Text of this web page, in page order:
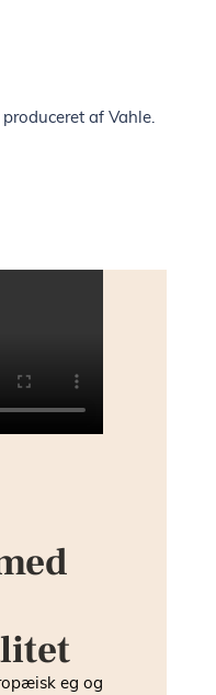
produceret af Vahle.
eg og